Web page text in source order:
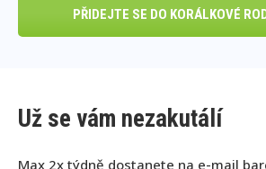
PŘIDEJTE SE DO KORÁLKOVÉ
Už se vám nezakutálí
Max 2x týdně dostanete na e-mail